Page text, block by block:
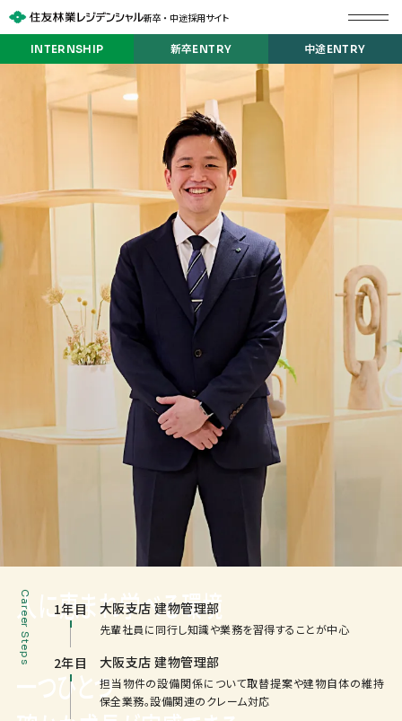
新卒 ・ 中途採用サイト
INTERNSHIP 新卒ENTRY 中途ENTRY
人に恵まれ学べる環境
で
一つひとつ
Career Steps 1年目 大阪支店 建物管理部
先輩社員に同行し知識や業務を習得することが中心
2年目 大阪支店 建物管理部
担当物件の設備関係について取替提案や建物自体の維持
保全業務。設備関連のクレーム対応